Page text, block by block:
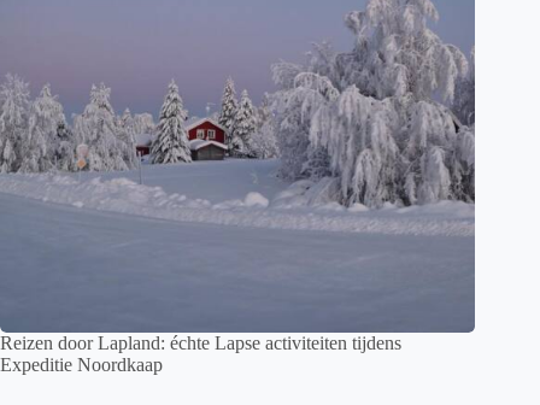
Reizen door Lapland: échte Lapse activiteiten tijdens
Expeditie Noordkaap